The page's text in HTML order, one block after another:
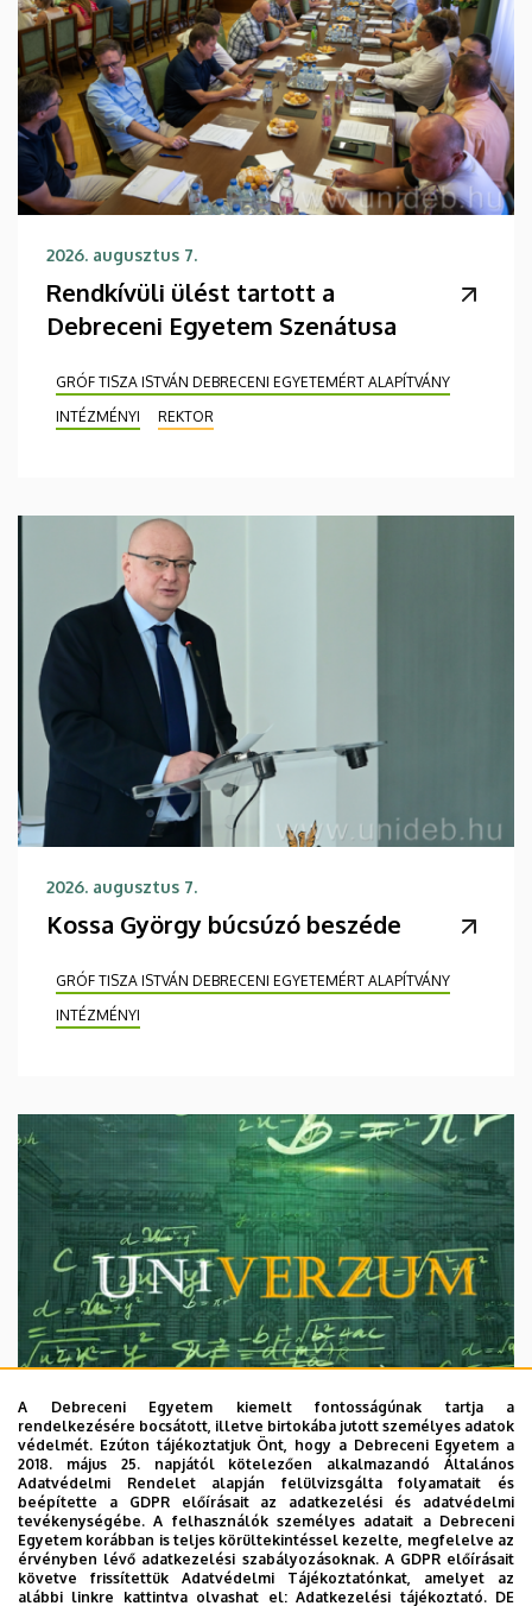
2026. augusztus 7.
Rendkívüli ülést tartott a
Debreceni Egyetem Szenátusa
GRÓF TISZA ISTVÁN DEBRECENI EGYETEMÉRT ALAPÍTVÁNY
INTÉZMÉNYI
REKTOR
2026. augusztus 7.
Kossa György búcsúzó beszéde
GRÓF TISZA ISTVÁN DEBRECENI EGYETEMÉRT ALAPÍTVÁNY
INTÉZMÉNYI
2026. augusztus 7.
Univerzum: A Debreceni Egyetem
titkos receptjei
A Debreceni Egyetem kiemelt fontosságúnak tartja a
rendelkezésére bocsátott, illetve birtokába jutott személyes adatok
védelmét. Ezúton tájékoztatjuk Önt, hogy a Debreceni Egyetem a
2018. május 25. napjától kötelezően alkalmazandó Általános
Adatvédelmi Rendelet alapján felülvizsgálta folyamatait és
beépítette a GDPR előírásait az adatkezelési és adatvédelmi
tevékenységébe. A felhasználók személyes adatait a Debreceni
Egyetem korábban is teljes körültekintéssel kezelte, megfelelve az
érvényben lévő adatkezelési szabályozásoknak. A GDPR előírásait
követve frissítettük Adatvédelmi Tájékoztatónkat, amelyet az
alábbi linkre kattintva olvashat el:Adatkezelési tájékoztató. DE